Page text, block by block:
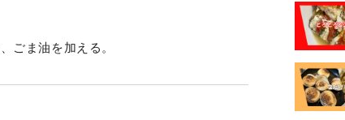
ごま油を加える。